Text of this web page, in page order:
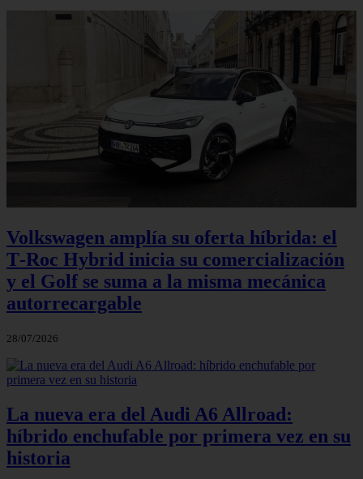
Volkswagen amplía su oferta híbrida: el
T‑Roc Hybrid inicia su comercialización
y el Golf se suma a la misma mecánica
autorrecargable
28/07/2026
La nueva era del Audi A6 Allroad:
híbrido enchufable por primera vez en su
historia